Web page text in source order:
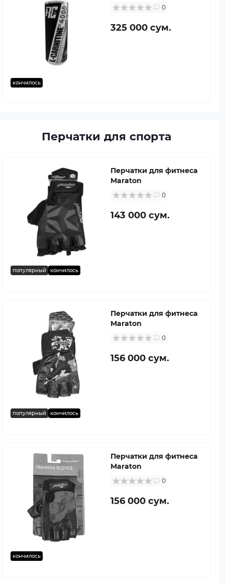
кончилось
0
325 000 сум.
Перчатки для спорта
популярный кончилось
Перчатки для фитнеса
Maraton
0
143 000 сум.
популярный кончилось
Перчатки для фитнеса
Maraton
0
156 000 сум.
кончилось
Перчатки для фитнеса
Maraton
0
156 000 сум.